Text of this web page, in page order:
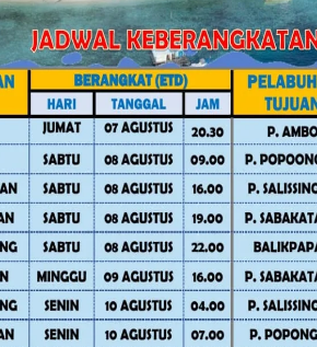
hingga dipastikan aman.
“Sulo Tappidena Balanipa”
terjadinya gempa susulan yang
maupun kerugian akibat bencana.